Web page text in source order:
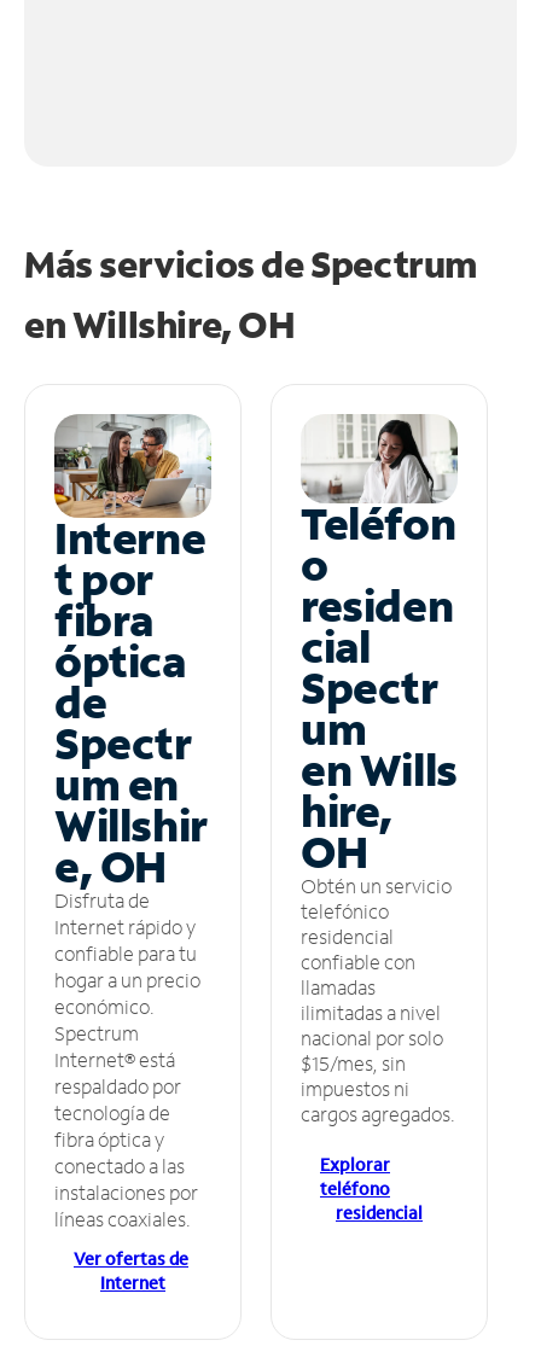
Más servicios de Spectrum
enWillshire, OH
Interne
t por
fibra
óptica
de
Spectr
um en
Willshir
e, OH
Disfruta de
Internet rápido y
confiable para tu
hogar a un precio
económico.
Spectrum
Internet® está
respaldado por
tecnología de
fibra óptica y
conectado a las
instalaciones por
líneas coaxiales.
Ver ofertas de
Internet
Teléfon
o
residen
cial
Spectr
um
en Wills
hire,
OH
Obtén un servicio
telefónico
residencial
confiable con
llamadas
ilimitadas a nivel
nacional por solo
$15/mes, sin
impuestos ni
cargos agregados.
Explorar
teléfono
residencial